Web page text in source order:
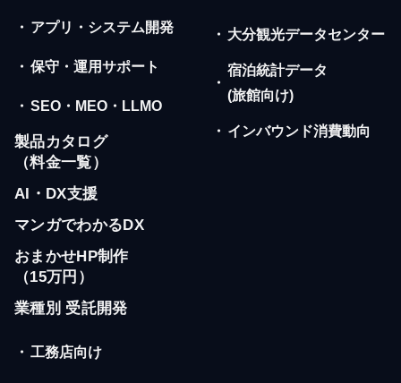
・ アプリ・システム開発
・ 保守・運用サポート
・ SEO・MEO・LLMO
製品カタログ
（料金一覧）
AI・DX支援
マンガでわかるDX
おまかせHP制作
（15万円）
業種別 受託開発
・ 工務店向け
・ 大分観光データセンター
・
宿泊統計データ
(旅館向け)
・ インバウンド消費動向